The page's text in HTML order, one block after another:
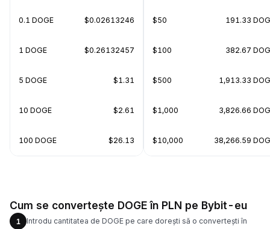
0.1 DOGE $0.02613246
1 DOGE $0.26132457
5 DOGE $1.31
10 DOGE $2.61
100 DOGE $26.13
$50 191.33
$100 382.67
$500 1,913.33
$1,000 3,826.66
$10,000 38,266.59
Cum se convertește DOGE în PLN pe Bybit-eu
1
Introdu cantitatea de DOGE pe care dorești să o convertești în